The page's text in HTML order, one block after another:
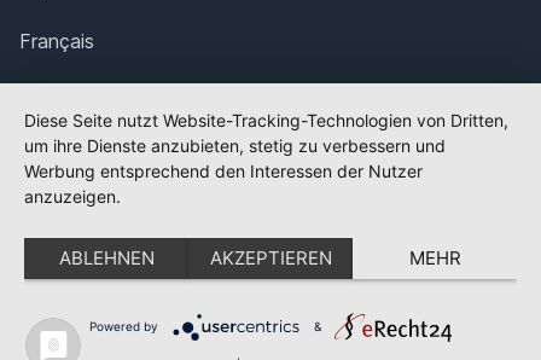
Français
Polska
Português
Nederlands
Svenska
Diese Seite nutzt Website-Tracking-Technologien von Dritten,
um ihre Dienste anzubieten, stetig zu verbessern und
Werbung entsprechend den Interessen der Nutzer
anzuzeigen.
ABLEHNEN AKZEPTIEREN MEHR
Powered by &